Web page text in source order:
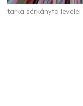
tarka sárkányfa levelei